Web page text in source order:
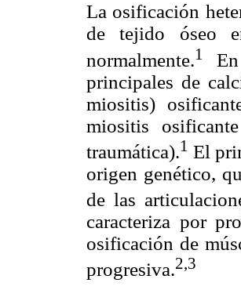
La osificación
de tejido óseo
normalmente.1
principales de
miositis)
miositis
traumática).1 El
origen genético,
de las
caracteriza por
osificación de
progresiva.2,3